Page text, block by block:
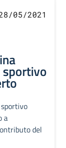
05/2021
sportivo
a
del